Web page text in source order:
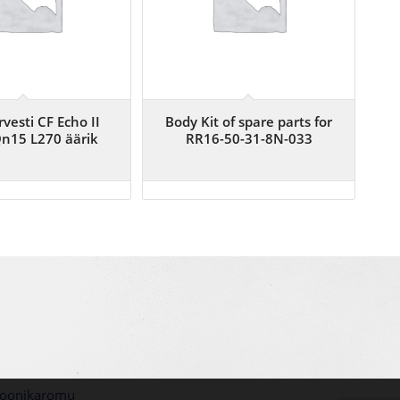
CF Echo II
L270 äärik
Body Kit of spare parts for
RR16-50-31-8N-033